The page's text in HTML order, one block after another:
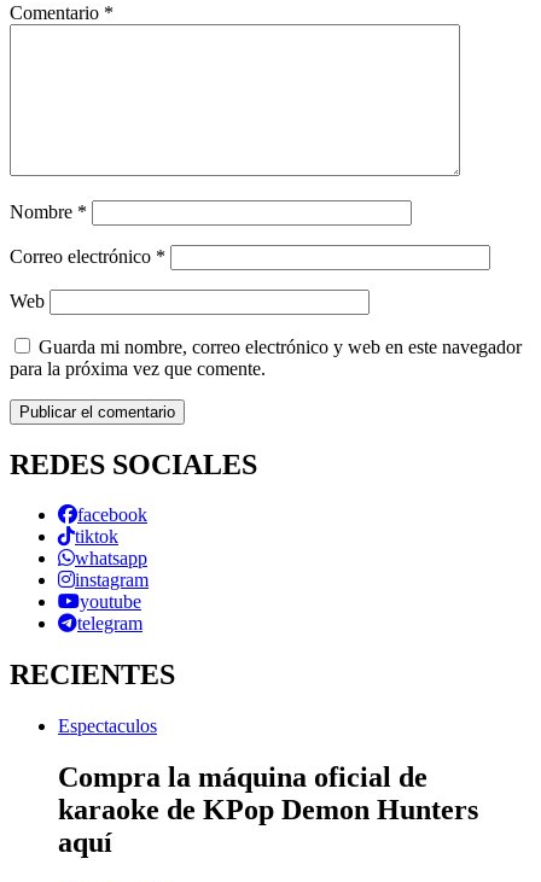
Comentario *
Nombre *
Correo electrónico *
Web
Guarda mi nombre, correo electrónico y web en este navegador
para la próxima vez que comente.
REDES SOCIALES
facebook
tiktok
whatsapp
instagram
youtube
telegram
RECIENTES
Espectaculos
Compra la máquina oficial de
karaoke de KPop Demon Hunters
aquí